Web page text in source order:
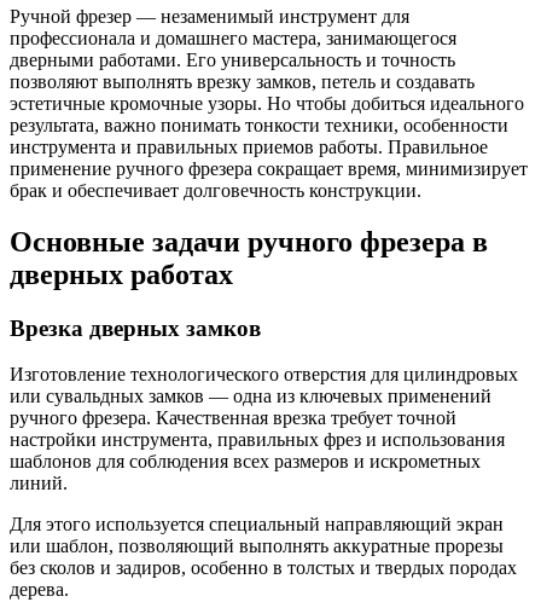
Ручной фрезер — незаменимый инструмент для
профессионала и домашнего мастера, занимающегося
дверными работами. Его универсальность и точность
позволяют выполнять врезку замков, петель и создавать
эстетичные кромочные узоры. Но чтобы добиться идеального
результата, важно понимать тонкости техники, особенности
инструмента и правильных приемов работы. Правильное
применение ручного фрезера сокращает время, минимизирует
брак и обеспечивает долговечность конструкции.
Основные задачи ручного фрезера в
дверных работах
Врезка дверных замков
Изготовление технологического отверстия для цилиндровых
или сувальдных замков — одна из ключевых применений
ручного фрезера. Качественная врезка требует точной
настройки инструмента, правильных фрез и использования
шаблонов для соблюдения всех размеров и искрометных
линий.
Для этого используется специальный направляющий экран
или шаблон, позволяющий выполнять аккуратные прорезы
без сколов и задиров, особенно в толстых и твердых породах
дерева.